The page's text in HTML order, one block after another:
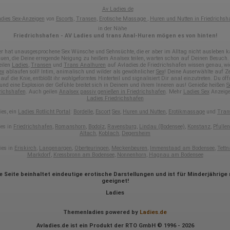
Bildschirmauflösung
Sprachinformationen
Browser-Typ
Klicks
Domain-Name
Eindeutige Benutzerkennung
Antworten auf Umfragen
Rechtliche Grundlage der Verarbeitung
Art. 6 Abs. 1 S. 1 lit. a DSGVO
Av Ladies.de
Sex-Anzeigen von Escorts, Transen, Erotische Massage , Huren und Nutten in
in der Nähe
Friedrichshafen - AV Ladies und trans Anal-Huren mögen es von hinten!
hat unausgesprochene Sex Wünsche und Sehnsüchte, die er aber im Alltag nicht ausleben
die Deine erregende Neigung zu heißem Analsex teilen, warten schon auf Deinen Besuch.
Ladies, Transen und Trans Analhuren auf Avladies.de Friedrichshafen wissen genau,
ablaufen soll! Intim, animalisch und wilder als gewöhnlicher Sex! Deine Auserwählte auf
die Knie, entblößt ihr wohlgeformtes Hinterteil und signalisiert Dir anal einzutreten. Du
eine Explosion der Gefühle breitet sich in Deinem und ihrem Inneren aus! Genieße heißen
. Auch geilen Analsex passiv genießen in Friedrichshafen. Mehr Ladies Sex
Ladies Friedrichshafen
ein Ladies Rotlicht Portal Bordelle, Escort Sex, Huren und Nutten, Erotikmassage und
in Friedrichshafen, Romanshorn, Bodolz, Ravensburg, Lindau (Bodensee), Konstanz,
Altach, Koblach, Degersheim
in Eriskirch, Langenargen, Oberteuringen, Meckenbeuren, Immenstaad am Bodensee,
Markdorf, Kressbronn am Bodensee, Nonnenhorn, Hagnau am Bodensee
Seite beinhaltet eindeutige erotische Darstellungen und ist für Minderjährige
geeignet!
Ladies
Themenladies powered by Ladies.de
Avladies.de ist ein Produkt der RTO GmbH © 1996 - 2026